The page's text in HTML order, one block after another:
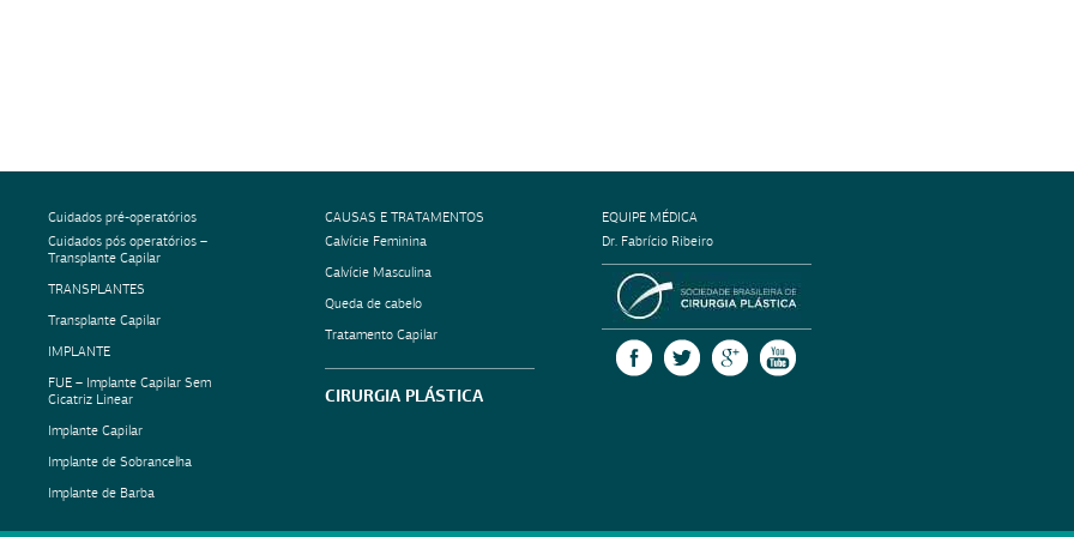
Cuidados pré-operatórios
Cuidados pós operatórios –
Transplante Capilar
TRANSPLANTES
Transplante Capilar
IMPLANTE
FUE – Implante Capilar Sem
Cicatriz Linear
Implante Capilar
Implante de Sobrancelha
Implante de Barba
CAUSAS E TRATAMENTOS
Calvície Feminina
Calvície Masculina
Queda de cabelo
Tratamento Capilar
CIRURGIA PLÁSTICA
EQUIPE MÉDICA
Dr. Fabrício Ribeiro
FACEBOOKTWITTER GOOGLE +